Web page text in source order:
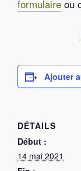
formulaire ou
Ajouter
DÉTAILS
Début :
14 mai 2021